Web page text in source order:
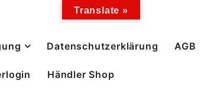
Datenschutzerklärung AGB
Händler Shop
Translate »